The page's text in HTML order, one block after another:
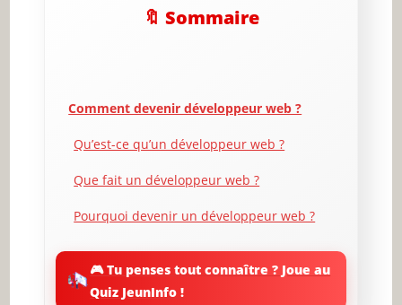
🔖 Sommaire
Comment devenir développeur web ?
Qu’est-ce qu’un développeur web ?
Que fait un développeur web ?
Pourquoi devenir un développeur web ?
Les étapes pour devenir un développeur
web🎮 Tu penses tout connaître ? Joue au
Quiz JeunInfo !